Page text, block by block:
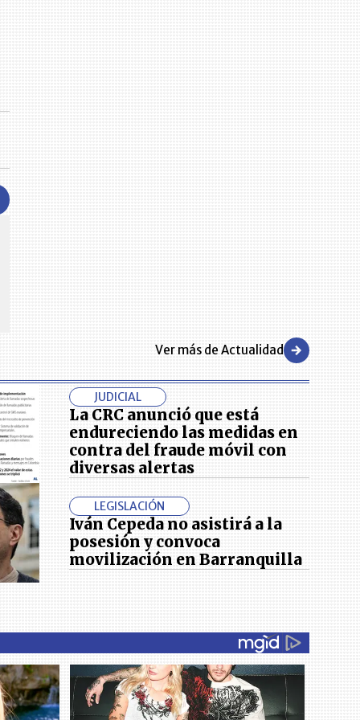
primeras empresas
Ver más de Actualidad
JUDICIAL
La CRC anunció que está
endureciendo las medidas en
contra del fraude móvil con
diversas alertas
LEGISLACIÓN
Iván Cepeda no asistirá a la
posesión y convoca
movilización en Barranquilla